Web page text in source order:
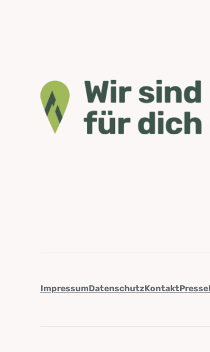
ImpressumDatenschutzKontaktPresse